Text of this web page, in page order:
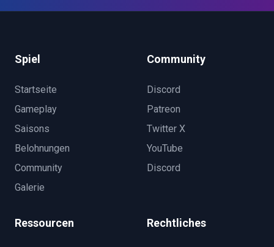
Spiel
Startseite
Gameplay
Saisons
Belohnungen
Community
Galerie
Community
Discord
Patreon
Twitter X
YouTube
Discord
Ressourcen Rechtliches